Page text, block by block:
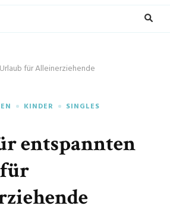
für Alleinerziehende
KINDER SINGLES
entspannten